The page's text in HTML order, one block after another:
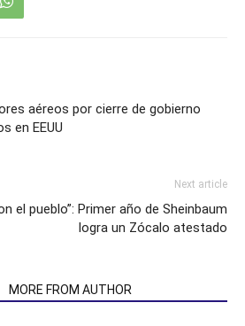
aéreos por cierre de gobierno
en EEUU
Next article
el pueblo”: Primer año de Sheinbaum
logra un Zócalo atestado
MORE FROM AUTHOR